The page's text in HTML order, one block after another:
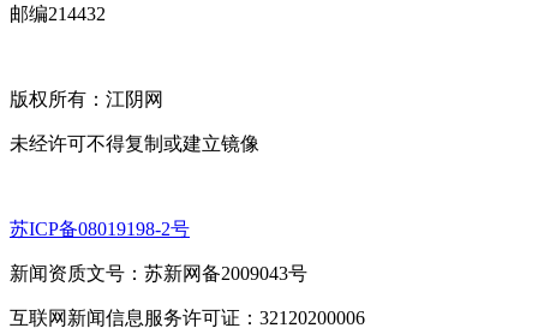
邮编214432
版权所有：江阴网
未经许可不得复制或建立镜像
苏ICP备08019198-2号
新闻资质文号：苏新网备2009043号
互联网新闻信息服务许可证：32120200006